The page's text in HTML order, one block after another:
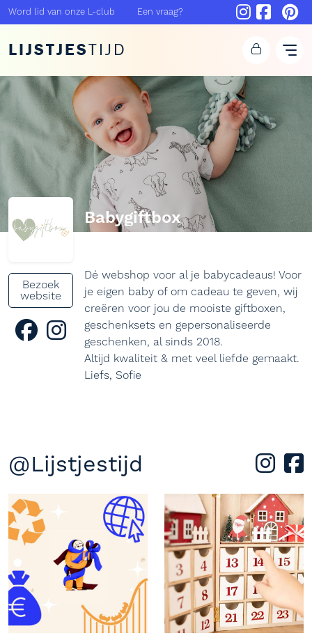
Word lid van onze L-club Een vraag?
LIJSTJESTIJD
Bezoek
website
Babygiftbox
Dé webshop voor al je babycadeaus! Voor
je eigen baby of om cadeau te geven, wij
creëren voor jou de mooiste giftboxen,
geschenksets en gepersonaliseerde
geschenken, al sinds 2018.
Altijd kwaliteit & met veel liefde gemaakt.
Liefs, Sofie
@Lijstjestijd